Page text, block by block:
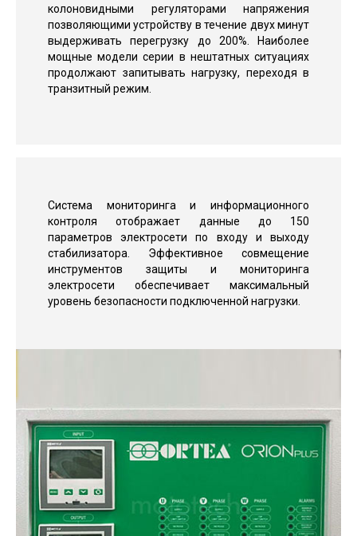
колоновидными регуляторами напряжения
позволяющими устройству в течение двух минут
выдерживать перегрузку до 200%. Наиболее
мощные модели серии в нештатных ситуациях
продолжают запитывать нагрузку, переходя в
транзитный режим.
Система мониторинга и информационного
контроля отображает данные до 150
параметров электросети по входу и выходу
стабилизатора. Эффективное совмещение
инструментов защиты и мониторинга
электросети обеспечивает максимальный
уровень безопасности подключенной нагрузки.